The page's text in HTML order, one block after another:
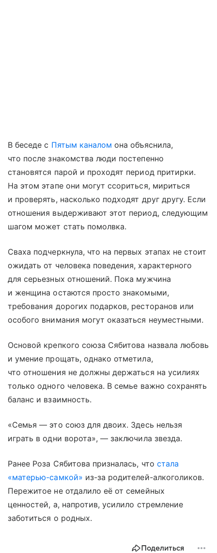
В беседе с Пятым каналом она объяснила,
что после знакомства люди постепенно
становятся парой и проходят период притирки.
На этом этапе они могут ссориться, мириться
и проверять, насколько подходят друг другу. Если
отношения выдерживают этот период, следующим
шагом может стать помолвка.
Сваха подчеркнула, что на первых этапах не стоит
ожидать от человека поведения, характерного
для серьезных отношений. Пока мужчина
и женщина остаются просто знакомыми,
требования дорогих подарков, ресторанов или
особого внимания могут оказаться неуместными.
Основой крепкого союза Сябитова назвала любовь
и умение прощать, однако отметила,
что отношения не должны держаться на усилиях
только одного человека. В семье важно сохранять
баланс и взаимность.
«Семья — это союз для двоих. Здесь нельзя
играть в одни ворота», — заключила звезда.
Ранее Роза Сябитова призналась, что стала
«матерью-самкой» из-за родителей-алкоголиков.
Пережитое не отдалило её от семейных
ценностей, а, напротив, усилило стремление
заботиться о родных.
Поделиться